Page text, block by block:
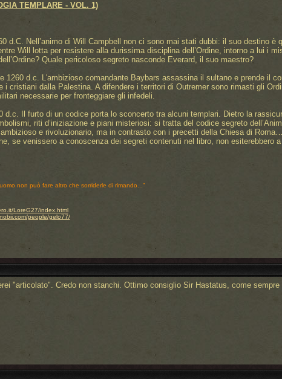
TEMPLARE - VOL. 1)
d.C. Nell’animo di Will Campbell non ci sono mai stati dubbi: il suo destino è
Will lotta per resistere alla durissima disciplina dell’Ordine, intorno a lui i
Quale pericoloso segreto nasconde Everard, il suo maestro?
1260 d.c. L'ambizioso comandante Baybars assassina il sultano e prende il
i cristiani dalla Palestina. A difendere i territori di Outremer sono rimasti gli
necessarie per fronteggiare gli infedeli.
d.c. Il furto di un codice porta lo sconcerto tra alcuni templari. Dietro la
riti d’iniziazione e piani misteriosi: si tratta del codice segreto
e rivoluzionario, ma in contrasto con i precetti della Chiesa di
se venissero a conoscenza dei segreti contenuti nel libro, non esiterebbero
non può fare altro che sorriderle di rimando..."
LoreG27/index.html
people/gelo77/
"articolato". Credo non stanchi. Ottimo consiglio Sir Hastatus, come sempre